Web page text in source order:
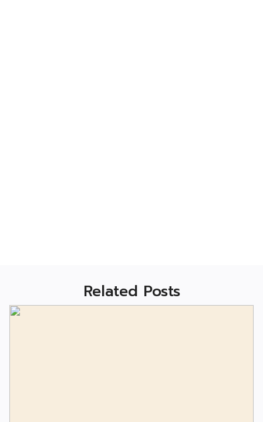
Related Posts